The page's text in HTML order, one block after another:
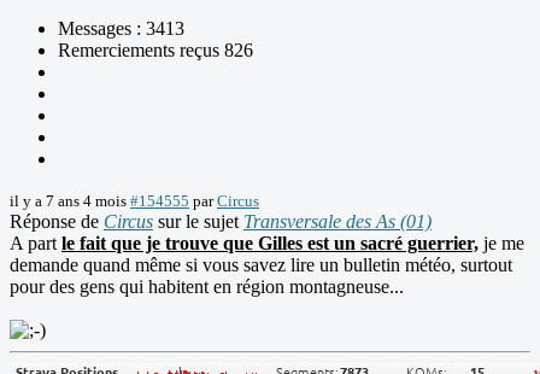
Messages : 3413
Remerciements reçus 826
il y a 7 ans 4 mois #154555 parCircus
Réponse de Circus sur le sujet Transversale des As (01)
A part le fait que je trouve que Gilles est un sacré guerrier, je me
demande quand même si vous savez lire un bulletin météo, surtout
pour des gens qui habitent en région montagneuse...